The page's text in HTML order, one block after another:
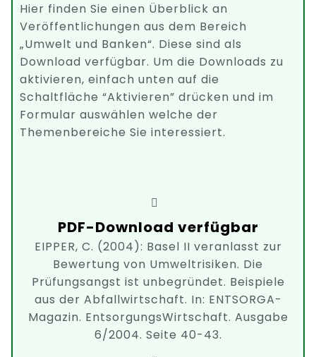
Hier finden Sie einen Überblick an
Veröffentlichungen aus dem Bereich
„Umwelt und Banken“. Diese sind als
Download verfügbar. Um die Downloads zu
aktivieren, einfach unten auf die
Schaltfläche “Aktivieren” drücken und im
Formular auswählen welche der
Themenbereiche Sie interessiert.
PDF-Download verfügbar
EIPPER, C. (2004): Basel II veranlasst zur
Bewertung von Umweltrisiken. Die
Prüfungsangst ist unbegründet. Beispiele
aus der Abfallwirtschaft. In: ENTSORGA-
Magazin. EntsorgungsWirtschaft. Ausgabe
6/2004. Seite 40-43.